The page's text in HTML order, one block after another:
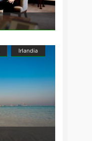
Irlandia